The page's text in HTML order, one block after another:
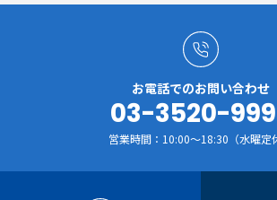
お電話でのお問い合わせ
03-3520-
営業時間：10:00～18:30（水曜定